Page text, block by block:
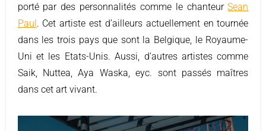
porté par des personnalités comme le chanteurSean
Paul. Cet artiste est d’ailleurs actuellement en tournée
dans les trois pays que sont la Belgique, le Royaume-
Uni et les Etats-Unis. Aussi, d’autres artistes comme
Saik, Nuttea, Aya Waska, eyc. sont passés maîtres
dans cet art vivant.